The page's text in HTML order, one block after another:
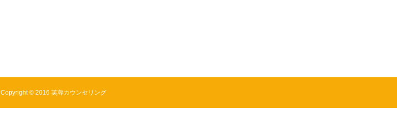
Copyright © 2016 芙蓉カウンセリング